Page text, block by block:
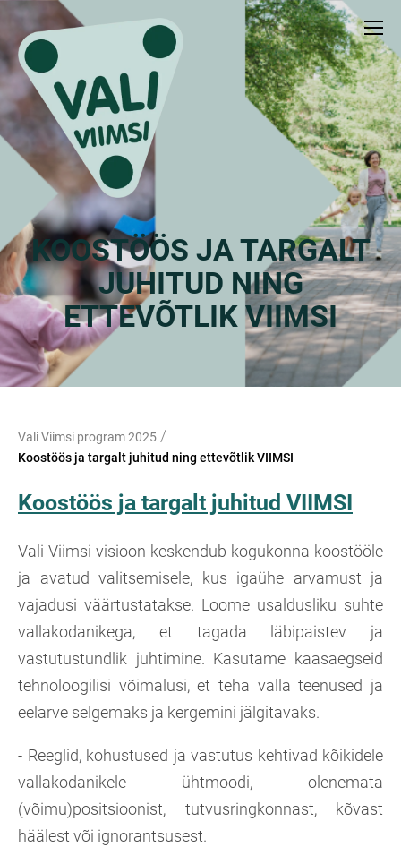
KOOSTÖÖS JA TARGALT
JUHITUD NING
ETTEVÕTLIK VIIMSI
Vali Viimsi program 2025 /
Koostöös ja targalt juhitud ning ettevõtlik VIIMSI
Koostöös ja targalt juhitud VIIMSI
Vali Viimsi visioon keskendub kogukonna koostööle
ja avatud valitsemisele, kus igaühe arvamust ja
vajadusi väärtustatakse. Loome usaldusliku suhte
vallakodanikega, et tagada läbipaistev ja
vastutustundlik juhtimine. Kasutame kaasaegseid
tehnoloogilisi võimalusi, et teha valla teenused ja
eelarve selgemaks ja kergemini jälgitavaks.
- Reeglid, kohustused ja vastutus kehtivad kõikidele
vallakodanikele ühtmoodi, olenemata
(võimu)positsioonist, tutvusringkonnast, kõvast
häälest või ignorantsusest.